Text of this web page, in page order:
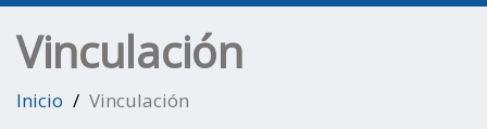
Vinculación
Inicio Vinculación